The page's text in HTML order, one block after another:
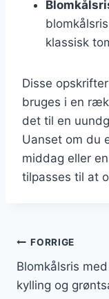
klassisk
Disse
bruges i en
det til en
Uanset om du
middag eller
tilpasses til at
FORRIGE
Blomkålsris med
kylling og